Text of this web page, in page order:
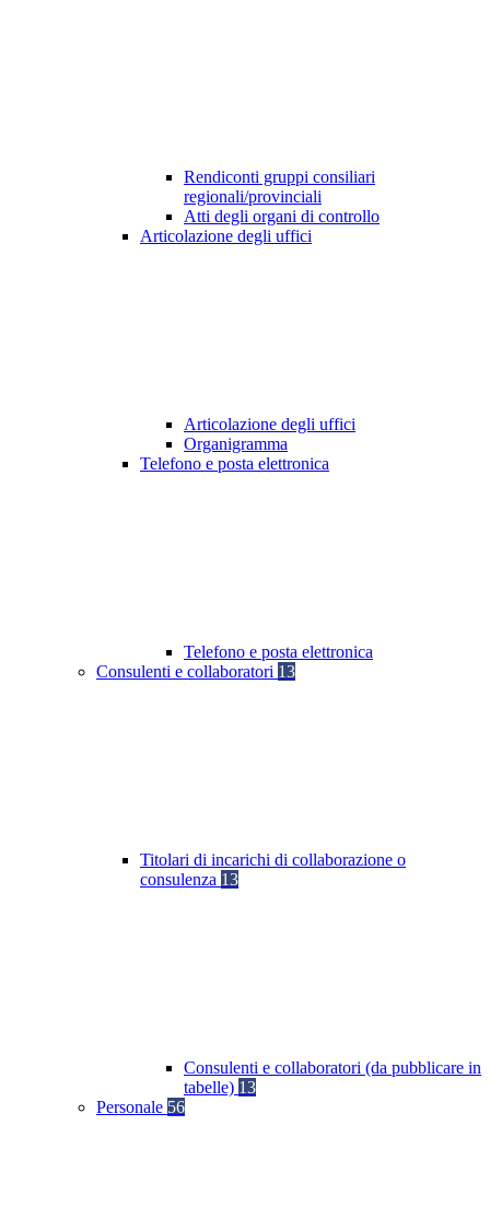
Rendiconti gruppi consiliari
regionali/provinciali
Atti degli organi di controllo
Articolazione degli uffici
Articolazione degli uffici
Organigramma
Telefono e posta elettronica
Telefono e posta elettronica
Consulenti e collaboratori 13
Titolari di incarichi di collaborazione o
consulenza 13
Consulenti e collaboratori (da pubblicare in
tabelle) 13
Personale 56